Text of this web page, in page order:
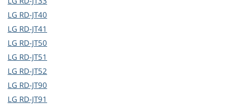
LG RD-JT40
LG RD-JT41
LG RD-JT50
LG RD-JT51
LG RD-JT52
LG RD-JT90
LG RD-JT91